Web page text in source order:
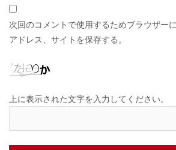
次回のコメントで使用するためブラウザー
アドレス、サイトを保存する。
上に表示された文字を入力してください。